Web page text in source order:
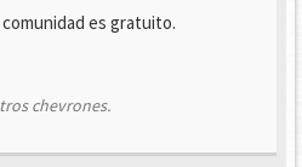
es gratuito.
chevrones.